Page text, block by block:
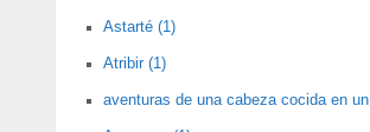
Astarté (1)
Atribir (1)
aventuras de una cabeza cocida en